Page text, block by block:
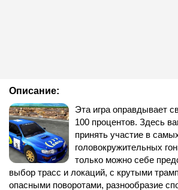
Описание:
Эта игра оправдывает
100 процентов. Здесь
принять участие в
головокружительных
только можно себе
выбор трасс и локаций, с крутыми
опасными поворотами, разнообразие